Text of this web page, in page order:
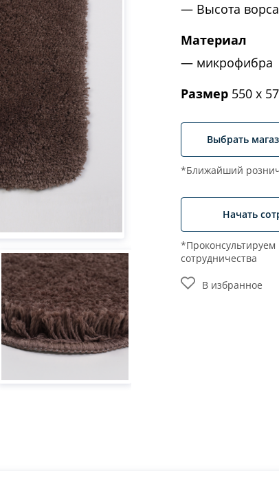
Высота
Материал
микрофибра
Размер 550 х
Выбрать
*Ближайший
Начать
*Проконсультируем
сотрудничества
В избранное